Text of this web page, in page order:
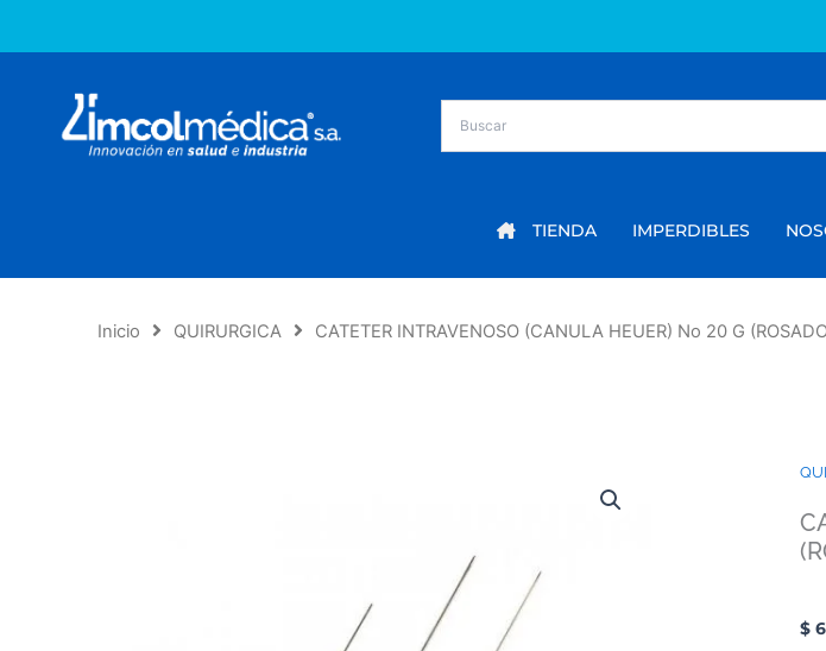
TIENDA IMPERDIBLES
Inicio QUIRURGICA CATETER INTRAVENOSO (CANULA HEUER) No 20 G
$